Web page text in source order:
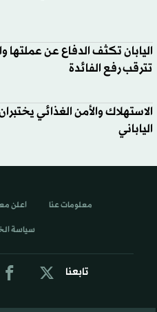
اليابان تكثف الدفاع عن عملتها
تترقب رفع الفائدة
الاستهلاك والأمن الغذائي
الياباني
تابعنا
معلومات عنا اعلن
سياسة